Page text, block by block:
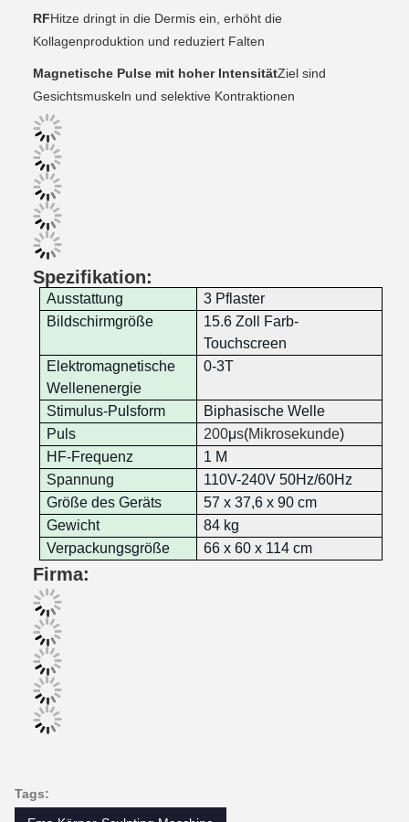
RFHitze dringt in die Dermis ein, erhöht die
Kollagenproduktion und reduziert Falten
Magnetische Pulse mit hoher IntensitätZiel sind
Gesichtsmuskeln und selektive Kontraktionen
Spezifikation:
Ausstattung
3 Pflaster
Bildschirmgröße
15.6 Zoll Farb-
Touchscreen
Elektromagnetische
Wellenenergie
0-3T
Stimulus-Pulsform
Biphasische Welle
Puls
200μs(Mikrosekunde)
HF-Frequenz
1 M
Spannung
110V-240V 50Hz/60Hz
Größe des Geräts
57 x 37,6 x 90 cm
Gewicht
84 kg
Verpackungsgröße
66 x 60 x 114 cm
Firma:
Tags: